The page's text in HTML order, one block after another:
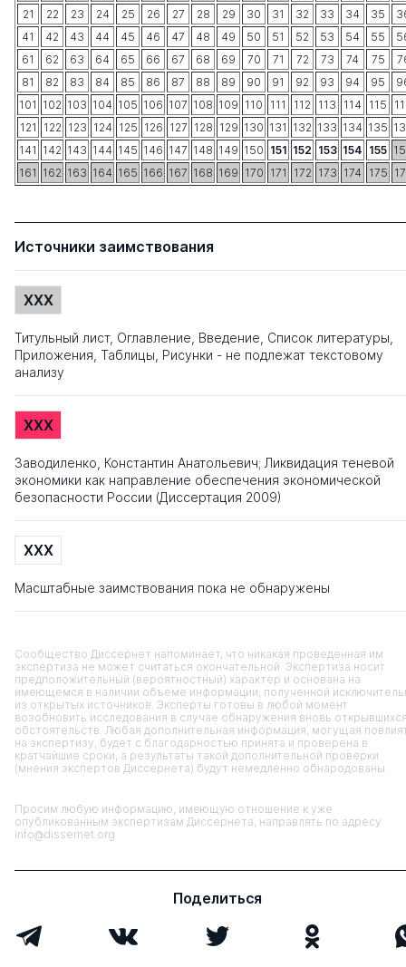
21
22 23 24 25 26 27 28 29 30 31 32 33 34 35
41
42 43 44 45 46 47 48 49 50 51 52 53 54 55
61
62 63 64 65 66 67 68 69 70 71 72 73 74 75
81
82 83 84 85 86 87 88 89 90 91 92 93 94 95
101 102 103 104 105 106 107 108 109 110 111 112 113 114 115
121
122 123 124 125 126 127 128 129 130 131 132 133 134 135
141 142 143 144 145 146 147 148 149 150 151 152 153 154 155
161 162 163 164 165 166 167 168 169 170 171 172 173 174 175
Источники заимствования
XXX
Титульный лист, Оглавление, Введение, Список литературы,
Приложения, Таблицы, Рисунки - не подлежат текстовому
анализу
XXX
Заводиленко, Константин Анатольевич; Ликвидация теневой
экономики как направление обеспечения экономической
безопасности России (Диссертация 2009)
XXX
Масштабные заимствования пока не обнаружены
Сообщество Диссернет напоминает, что никакая проведенная им
экспертиза не может считаться окончательной. Экспертиза носит
предположительный (вероятностный) характер и основана на
имеющемся в наличии объеме информации, полученной
из открытых источников. Эксперты готовы в любой момент
возобновить исследования в случае обнаружения вновь
обстоятельств. Любая дополнительная информация, могущая
на экспертизу, будет с благодарностью принята и проверена в
кратчайшие сроки, а результаты такой дополнительной проверки
(мнения экспертов Диссернета) будут немедленно обнародованы.
Просим любую информацию, имеющую отношение к уже
опубликованным экспертизам Диссернета, направлять по адресу
info@dissernet.org
Поделиться